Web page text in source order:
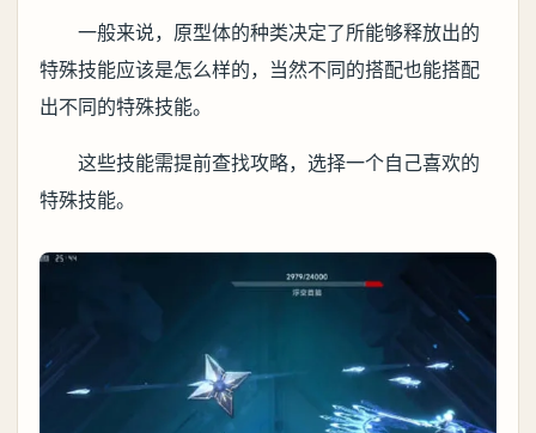
一般来说，原型体的种类决定了所能够释放出的
特殊技能应该是怎么样的，当然不同的搭配也能搭配
出不同的特殊技能。
这些技能需提前查找攻略，选择一个自己喜欢的
特殊技能。